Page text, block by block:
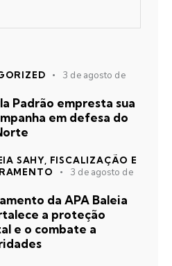
3 de agosto de
Padrão empresta sua
em defesa do
SAHY, FISCALIZAÇÃO E
3 de agosto de
da APA Baleia
a proteção
e o combate a